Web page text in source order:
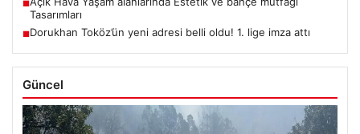
■
Tasarımları
■Dorukhan Toköz’ün yeni adresi belli oldu! 1. lige imza attı
Güncel